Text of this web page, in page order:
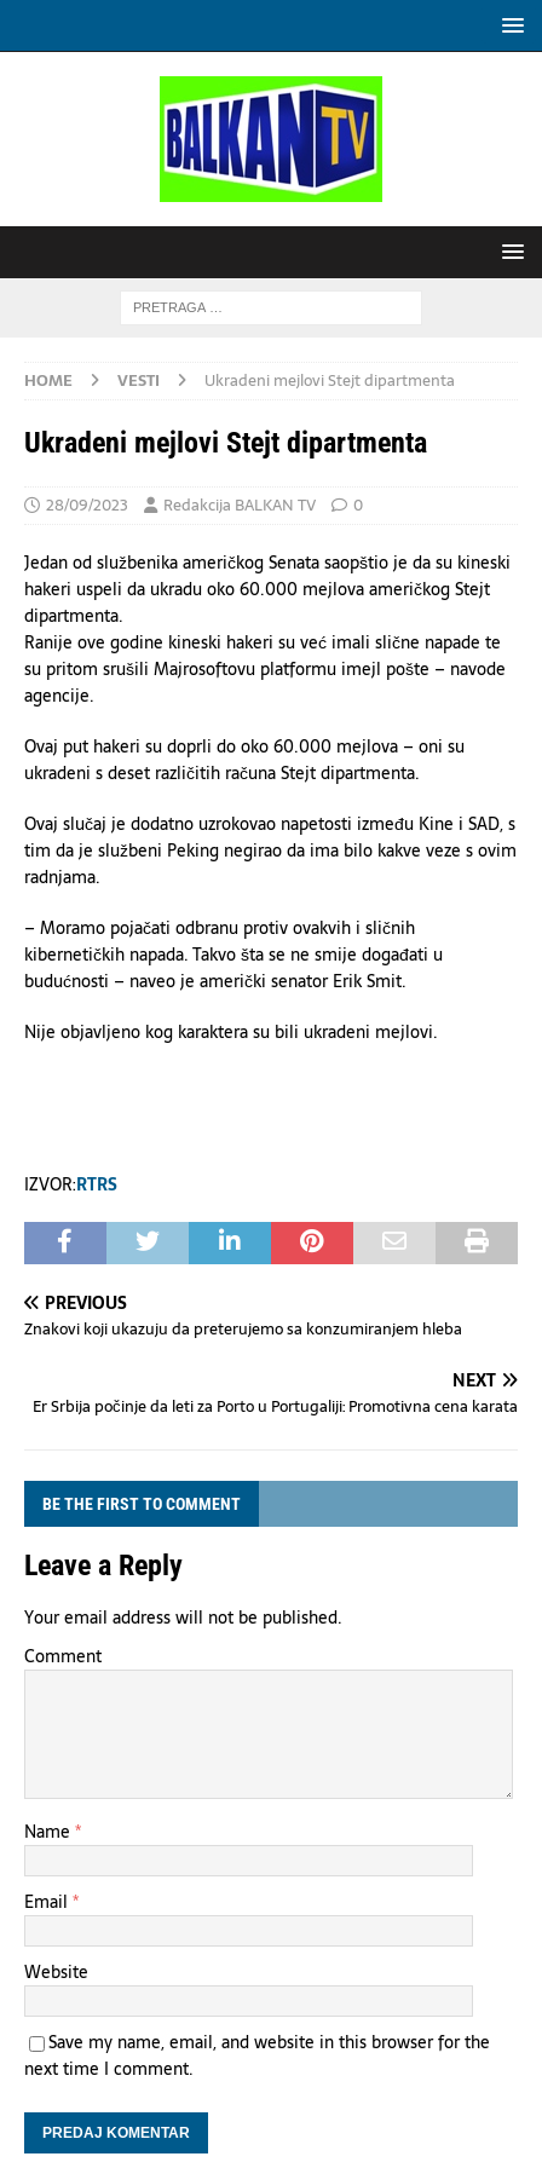
HOME VESTI Ukradeni mejlovi Stejt dipartmenta
Ukradeni mejlovi Stejt dipartmenta
28/09/2023 Redakcija BALKAN TV 0
Jedan od službenika američkog Senata saopštio je da su kineski
hakeri uspeli da ukradu oko 60.000 mejlova američkog Stejt
dipartmenta.
Ranije ove godine kineski hakeri su već imali slične napade te
su pritom srušili Majrosoftovu platformu imejl pošte – navode
agencije.
Ovaj put hakeri su doprli do oko 60.000 mejlova – oni su
ukradeni s deset različitih računa Stejt dipartmenta.
Ovaj slučaj je dodatno uzrokovao napetosti između Kine i SAD, s
tim da je službeni Peking negirao da ima bilo kakve veze s ovim
radnjama.
– Moramo pojačati odbranu protiv ovakvih i sličnih
kibernetičkih napada. Takvo šta se ne smije događati u
budućnosti – naveo je američki senator Erik Smit.
Nije objavljeno kog karaktera su bili ukradeni mejlovi.
IZVOR:RTRS
PREVIOUS
Znakovi koji ukazuju da preterujemo sa konzumiranjem hleba
NEXT
Er Srbija počinje da leti za Porto u Portugaliji: Promotivna cena karata
BE THE FIRST TO COMMENT
Leave a Reply
Your email address will not be published.
Comment
Name *
Email *
Website
Save my name, email, and website in this browser for the
next time I comment.